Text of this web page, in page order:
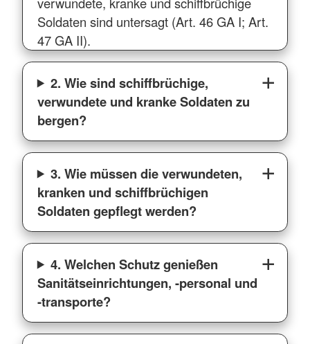
Soldaten sind untersagt (Art. 46 GA I; Art.
47 GA II).
2. Wie sind schiffbrüchige,
verwundete und kranke Soldaten zu
bergen?
3. Wie müssen die verwundeten,
kranken und schiffbrüchigen
Soldaten gepflegt werden?
4. Welchen Schutz genießen
Sanitätseinrichtungen, -personal und
-transporte?